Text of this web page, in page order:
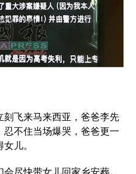
飞来马来西亚，爸爸李先
不住当场爆哭，爸爸更一
儿。